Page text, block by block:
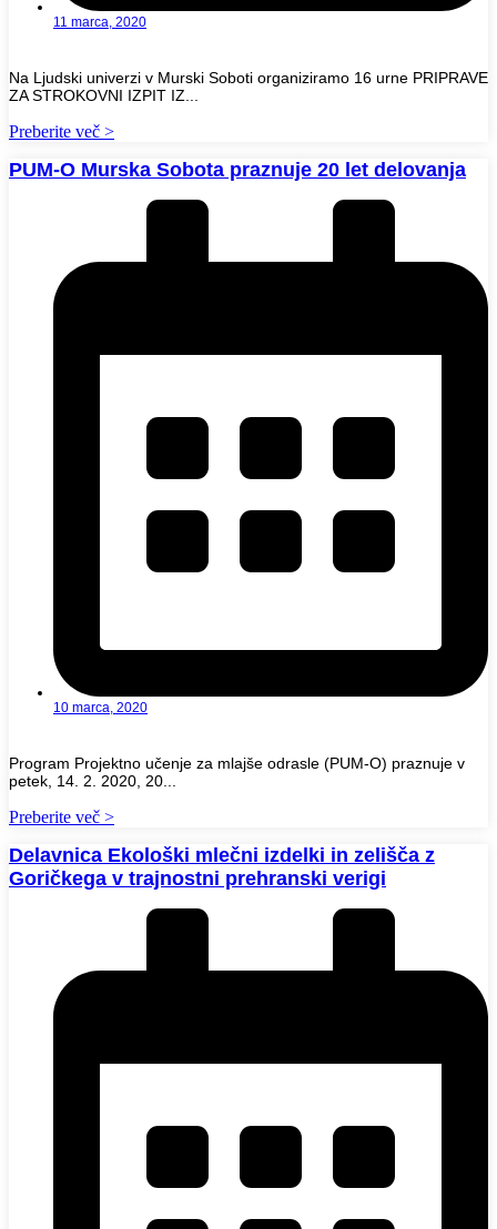
11 marca, 2020
Na Ljudski univerzi v Murski Soboti organiziramo 16 urne PRIPRAVE
ZA STROKOVNI IZPIT IZ...
Preberite več >
PUM-O Murska Sobota praznuje 20 let delovanja
10 marca, 2020
Program Projektno učenje za mlajše odrasle (PUM-O) praznuje v
petek, 14. 2. 2020, 20...
Preberite več >
Delavnica Ekološki mlečni izdelki in zelišča z
Goričkega v trajnostni prehranski verigi